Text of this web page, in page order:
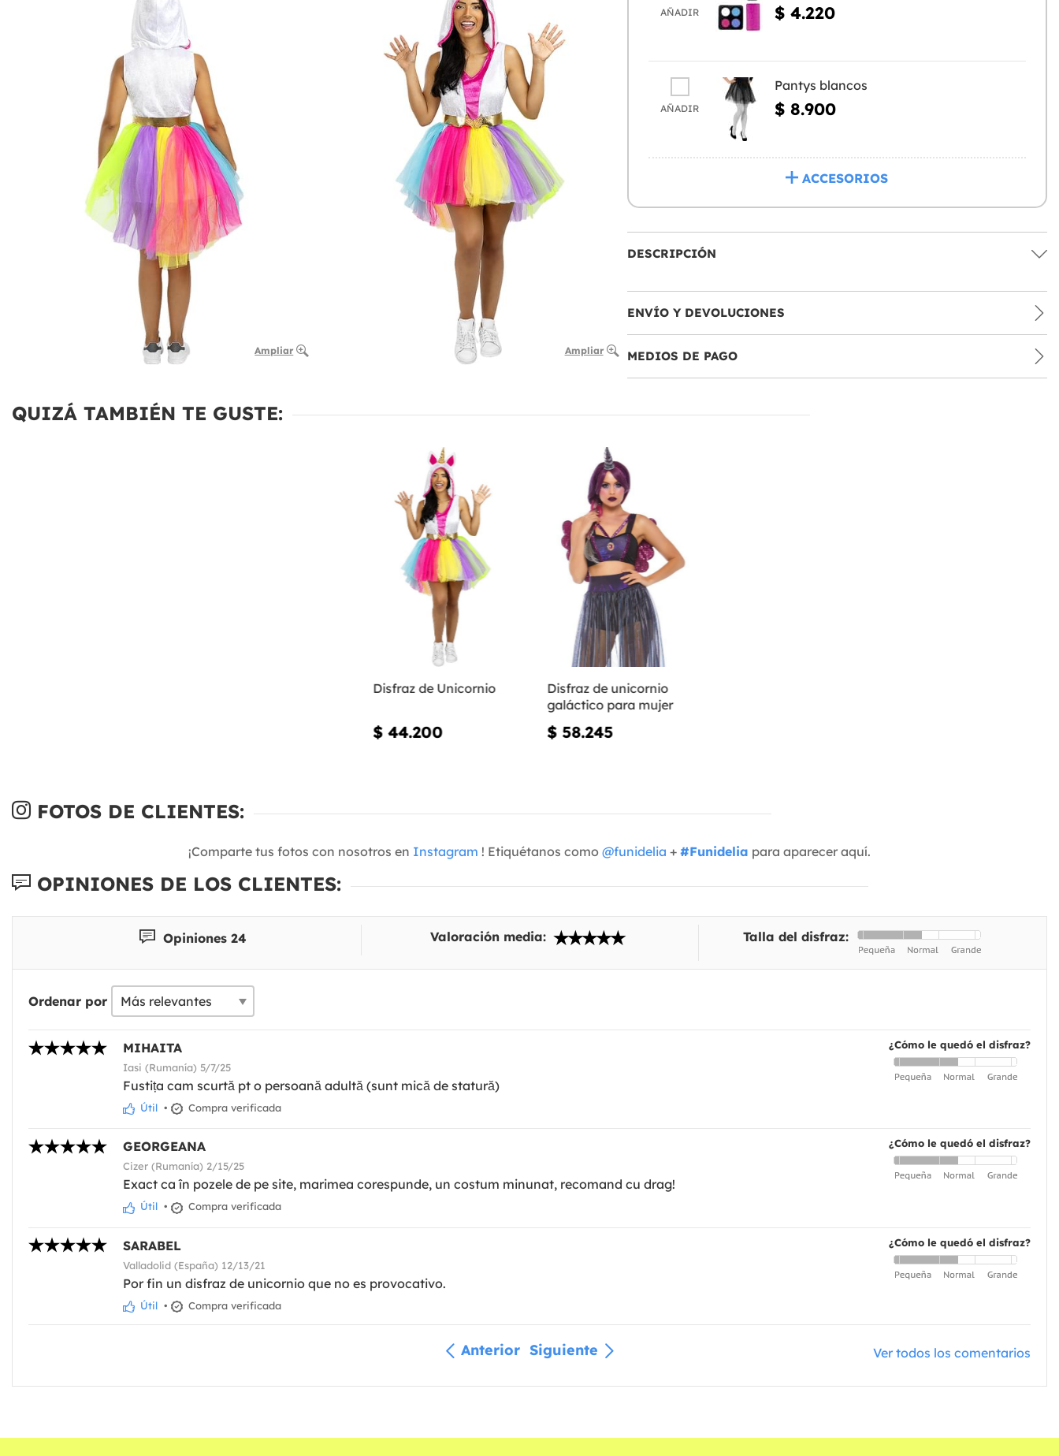
Ampliar Ampliar
AÑADIR $ 4.220
AÑADIR
Pantys blancos
$ 8.900
ACCESORIOS
DESCRIPCIÓN
ENVÍO Y DEVOLUCIONES
MEDIOS DE PAGO
QUIZÁ TAMBIÉN TE GUSTE:
Disfraz de Unicornio
$ 44.200
Disfraz de unicornio
galáctico para mujer
$ 58.245
FOTOS DE CLIENTES:
¡Comparte tus fotos con nosotros en Instagram ! Etiquétanos como @funidelia + #Funidelia para aparecer aquí.
OPINIONES DE LOS CLIENTES:
Opiniones 24 Valoración media: Talla del disfraz:
Ordenar por
¿Cómo le quedó el disfraz?
MIHAITA
Iasi (Rumanía) 5/7/25
Fustița cam scurtă pt o persoană adultă (sunt mică de statură)
Útil • Compra verificada
¿Cómo le quedó el disfraz?
GEORGEANA
Cizer (Rumanía) 2/15/25
Exact ca în pozele de pe site, marimea corespunde, un costum minunat, recomand cu drag!
Útil • Compra verificada
¿Cómo le quedó el disfraz?
SARABEL
Valladolid (España) 12/13/21
Por fin un disfraz de unicornio que no es provocativo.
Útil • Compra verificada
Anterior Siguiente Ver todos los comentarios